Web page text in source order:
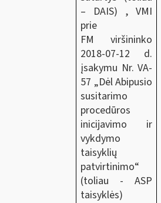
– DAIS) , VMI
prie
FM viršininko
2018-07-12 d.
įsakymu Nr. VA-
57 „Dėl Abipusio
susitarimo
procedūros
inicijavimo ir
vykdymo
taisyklių
patvirtinimo“
(toliau - ASP
taisyklės)